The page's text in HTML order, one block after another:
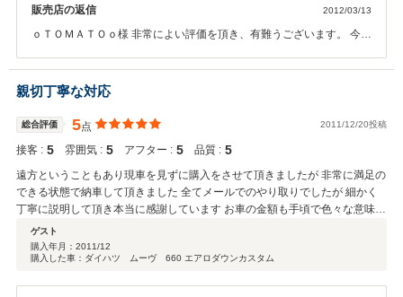
販売店の返信 2012/03/13
ｏＴＯＭＡＴＯｏ様 非常によい評価を頂き、有難うございます。 今後
くお願いいたします。 この度は誠に有難うございました。
親切丁寧な対応
総合評価 5点 2011/12/20投稿
接客 : 5 雰囲気 : 5 アフター : 5 品質 : 5
遠方ということもあり現車を見ずに購入をさせて頂きましたが 非常に満足の
できる状態で納車して頂きました 全てメールでのやり取りでしたが 細かく
丁寧に説明して頂き本当に感謝しています お車の金額も手頃で色々な意味で
良いお店だと思います 購入したお車を大事に乗っていきたいと思います こ
の度は色々とお世話になりました またの機会がありましたら是非よろしくお
願い致します
ゲスト
購入年月： 2011/12
購入した車：ダイハツ ムーヴ 660 エアロダウンカスタム